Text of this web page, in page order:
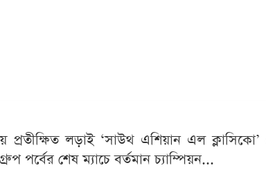
লড়াই ‘সাউথ এশিয়ান এল
পর্বের শেষ ম্যাচে বর্তমান চ্যাম্পিয়ন...